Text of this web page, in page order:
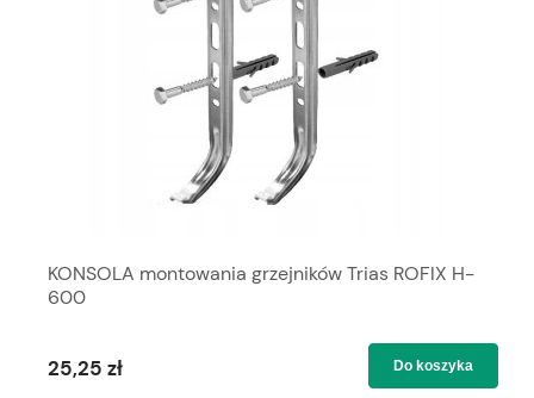
KONSOLA montowania grzejników Trias ROFIX H-
600
25,25 zł Do koszyka